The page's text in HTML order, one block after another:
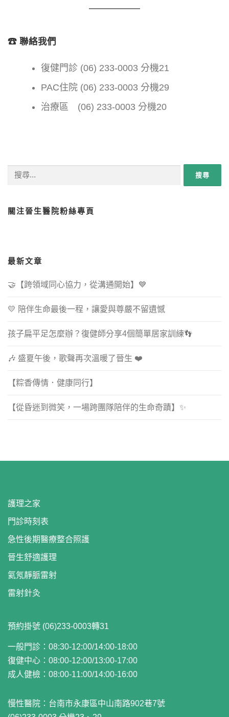
☎ 聯絡我們
復健門診 (06) 233-0003 分機21
PAC住院 (06) 233-0003 分機29
治療區 (06) 233-0003 分機20
搜尋關鍵字:
關注晉生醫院粉絲專頁
最新文章
🤝【跨領域同心協力，從溝通開始】💙
💛 陪伴生命最後一程，讓愛與尊嚴不留遺憾
孩子扁平足怎麼辦？復健師分享4個簡單居家訓練👣
🎶 盛夏午後，歌聲再次溫暖了晉生 ❤️
【粽香傳情．健康同行】
【從昏迷到微笑，一場跨團隊陪伴的生命奇蹟】✨
護理之家
門診時刻表
急性後期醫療整合照護
晉生舒適護理
氦氖靜脈雷射
雷射針灸
預約掛號 (06)233-0003轉31
一般門診：08:30-12:00/14:00-18:00
復健中心：08:00-12:00/13:00-17:00
成人健檢：08:00-11:00/14:00-16:00
慢性醫院： 台南市永康區中山南路902巷7號